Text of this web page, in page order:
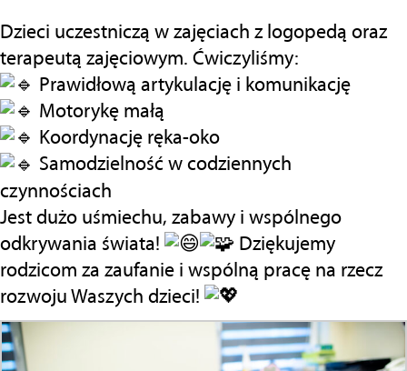
Dzieci uczestniczą w zajęciach z logopedą oraz
terapeutą zajęciowym. Ćwiczyliśmy:
Prawidłową artykulację i komunikację
Motorykę małą
Koordynację ręka-oko
Samodzielność w codziennych
czynnościach
Jest dużo uśmiechu, zabawy i wspólnego
odkrywania świata!
Dziękujemy
rodzicom za zaufanie i wspólną pracę na rzecz
rozwoju Waszych dzieci!